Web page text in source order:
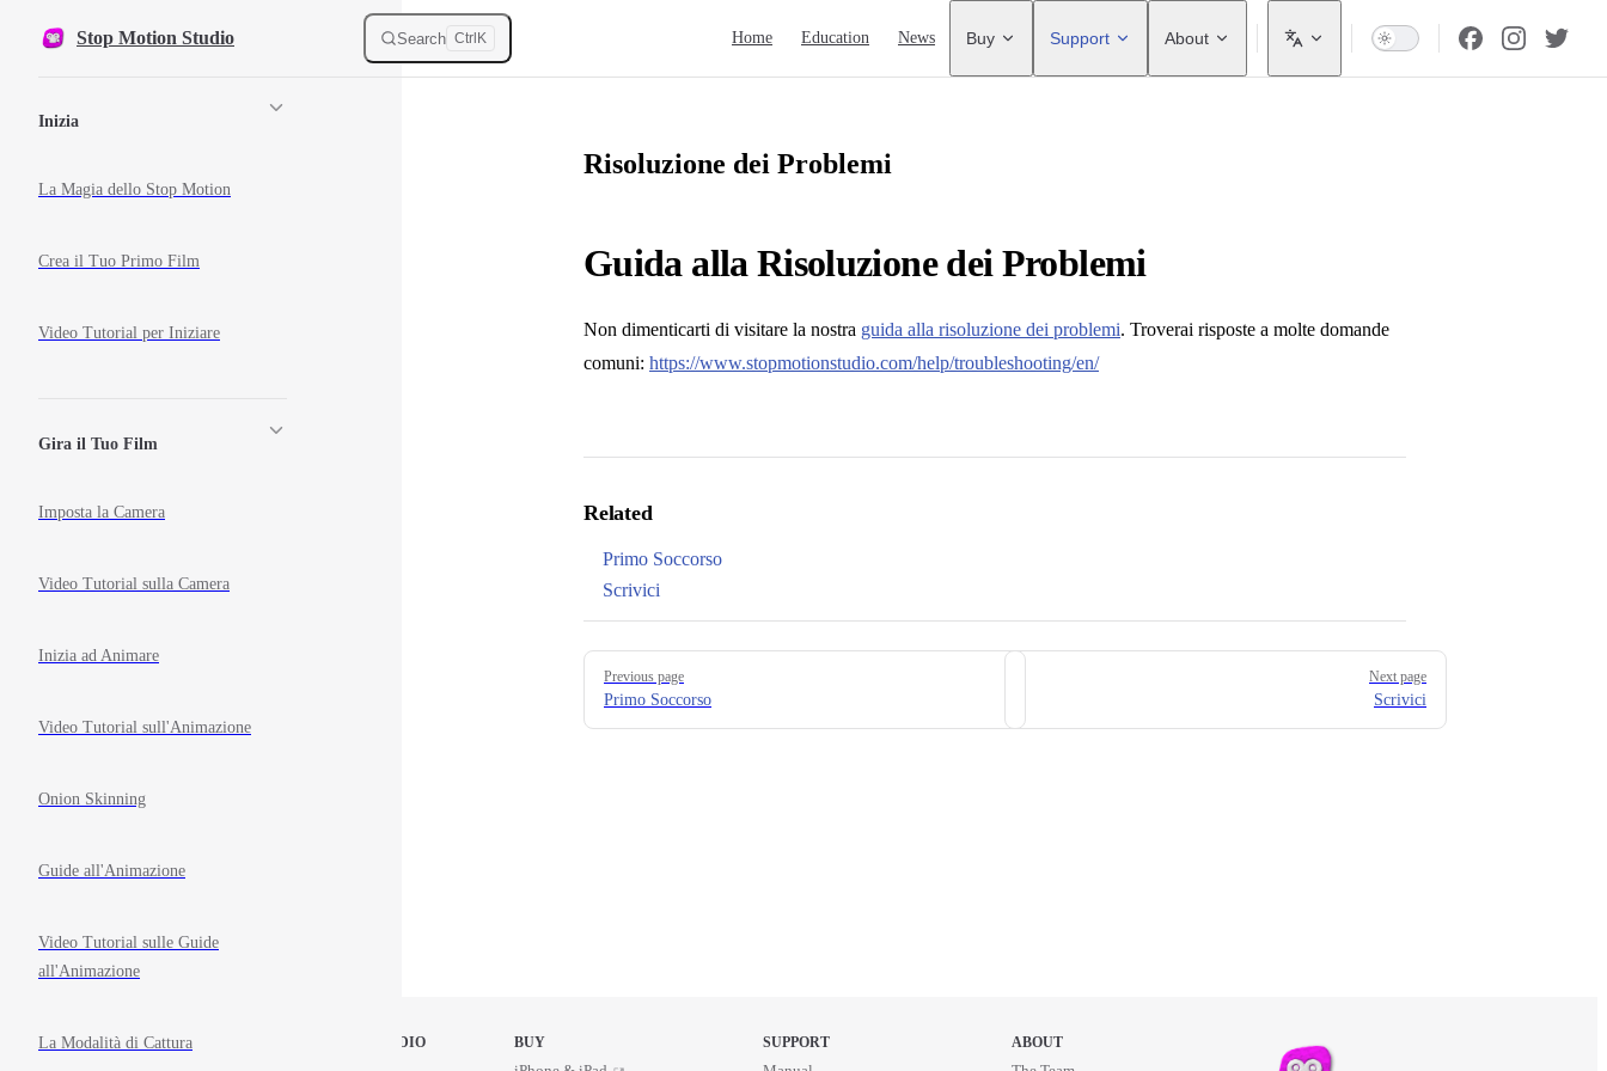
Skip to content
Stop Motion Studio Search Ctrl K Home Education News Buy Support About
Inizia
La Magia dello Stop Motion
Crea il Tuo Primo Film
Video Tutorial per Iniziare
Gira il Tuo Film
Imposta la Camera
Video Tutorial sulla Camera
Inizia ad Animare
Video Tutorial sull'Animazione
Onion Skinning
Guide all'Animazione
Video Tutorial sulle Guide
all'Animazione
La Modalità di Cattura
Risoluzione dei Problemi
Guida alla Risoluzione dei Problemi
Non dimenticarti di visitare la nostra guida alla risoluzione dei problemi. Troverai risposte a molte domande
comuni: https://www.stopmotionstudio.com/help/troubleshooting/en/
Related
Primo Soccorso
Scrivici
Pager
Previous page
Primo Soccorso
Next page
Scrivici
STOP MOTION STUDIO BUY SUPPORT ABOUT